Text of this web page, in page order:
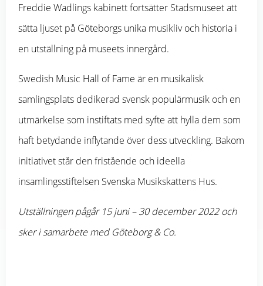
Freddie Wadlings kabinett fortsätter Stadsmuseet att
sätta ljuset på Göteborgs unika musikliv och historia i
en utställning på museets innergård.
Swedish Music Hall of Fame är en musikalisk
samlingsplats dedikerad svensk populärmusik och en
utmärkelse som instiftats med syfte att hylla dem som
haft betydande inflytande över dess utveckling. Bakom
initiativet står den fristående och ideella
insamlingsstiftelsen Svenska Musikskattens Hus.
Utställningen pågår 15 juni – 30 december 2022 och
sker i samarbete med Göteborg & Co.